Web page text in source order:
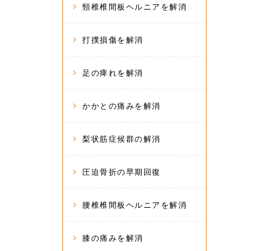
頸椎椎間板ヘルニアを解消
打撲損傷を解消
足の痺れを解消
かかとの痛みを解消
梨状筋症候群の解消
圧迫骨折の早期回復
腰椎椎間板ヘルニアを解消
膝の痛みを解消